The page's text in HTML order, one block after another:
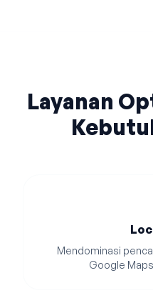
Layanan
Mendominasi
Google